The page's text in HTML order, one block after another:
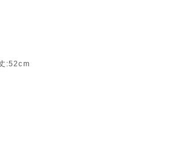
:52cm